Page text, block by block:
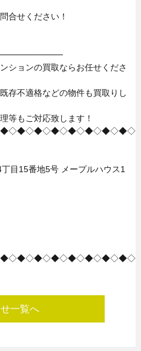
合せください！
ションの買取ならお任せくださ
存不適格などの物件も買取りし
等もご対応致します！
目15番地5号 メープルハウス1
一覧へ